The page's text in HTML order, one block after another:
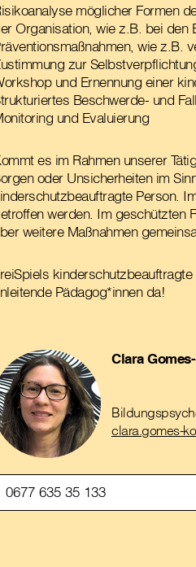
möglicher Formen
Organisation, wie z.B. bei den
wie z.B.
zur
und Ernennung einer
Beschwerde- und
und Evaluierung
es im Rahmen unserer
oder Unsicherheiten im
Person.
werden. Im geschützten
weitere Maßnahmen
Pädagog*innen da!
Clara
clara.gomes-
0677 635 35 133